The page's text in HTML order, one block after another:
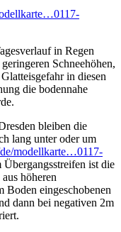
in Regen
Schneehöhen,
in diesen
die bodennahe
bleiben die
lang unter oder um
modellkarte…0117-
Übergangsstreifen ist die
höheren
Boden eingeschobenen
dann bei negativen 2m